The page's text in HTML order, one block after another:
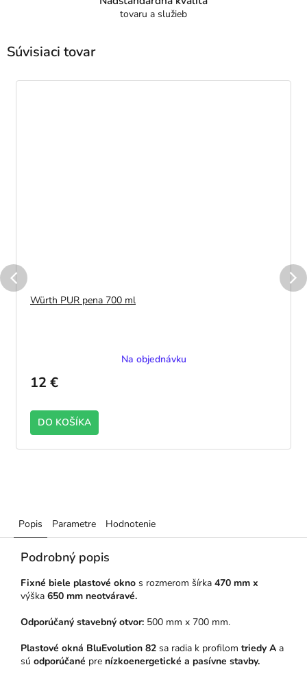
tovaru a služieb
Súvisiaci tovar
Würth PUR pena 700 ml
Na objednávku
12 €
DO KOŠÍKA
Popis Parametre Hodnotenie
Podrobný popis
Fixné biele plastové okno s rozmerom šírka 470 mm x
výška 650 mm neotváravé.
Odporúčaný stavebný otvor: 500 mm x 700 mm.
Plastové okná BluEvolution 82 sa radia k profilom triedy A a
sú odporúčané pre nízkoenergetické a pasívne stavby.